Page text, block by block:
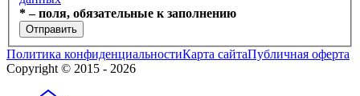
+375 (17) 336-59-98
+375 (29) 686-60-22
+375 (44) 703-66-40
* – поля, обязательные к заполнению
Отправить
Политика конфиденциальностиКарта сайтаПубличная оферта
Copyright © 2015 - 2026